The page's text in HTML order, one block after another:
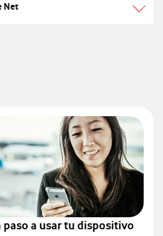
Net
paso a usar tu dispositivo